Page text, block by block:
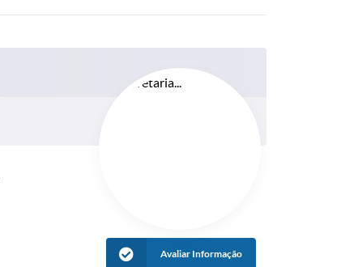
Avaliar Informação